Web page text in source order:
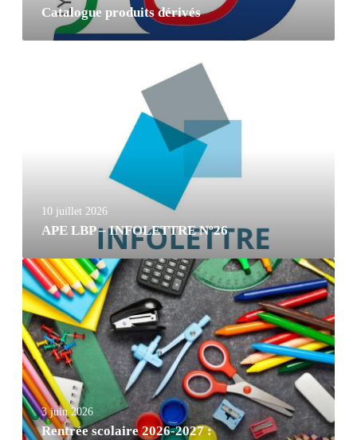
Catalogue produits dérivés
10 juillet 2026
APE LBP – INFOLETTRE Nº26
3 juin 2026
Rentrée scolaire 2026-2027 :